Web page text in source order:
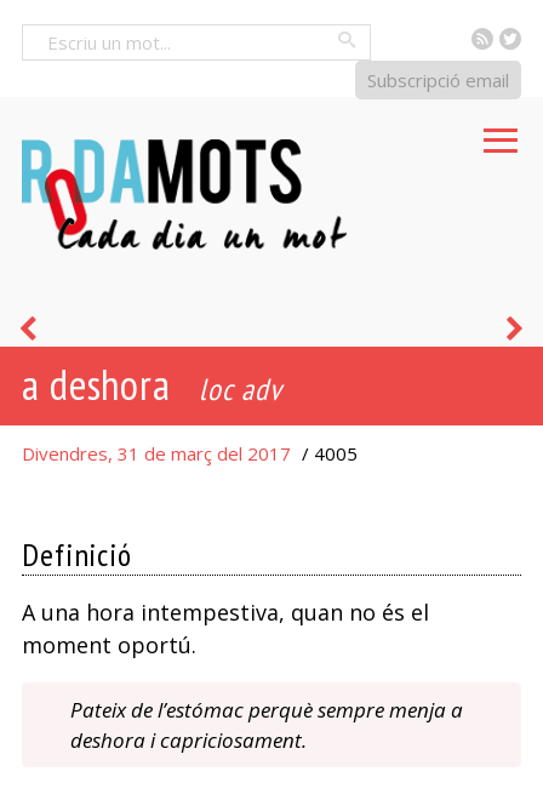
RSS
Subscripció email
a deshora loc adv
Divendres, 31 de març del 2017 / 4005
Definició
A una hora intempestiva, quan no és el
moment oportú.
Pateix de l’estómac perquè sempre menja a
deshora i capriciosament.
d’amagatotis